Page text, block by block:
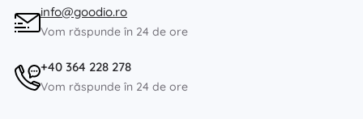
info@goodio.ro
Vom răspunde în 24 de ore
+40 364 228 278
Vom răspunde în 24 de ore